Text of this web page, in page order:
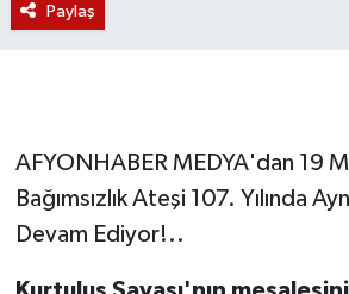
Paylaş
AFYONHABER MEDYA'dan 19
Bağımsızlık Ateşi 107. Yılında
Devam Ediyor!..